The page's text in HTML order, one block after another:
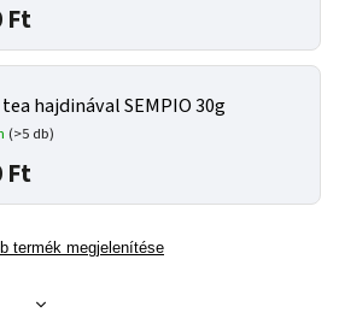
Ft
hajdinával SEMPIO 30g
(>5 db)
Ft
termék megjelenítése